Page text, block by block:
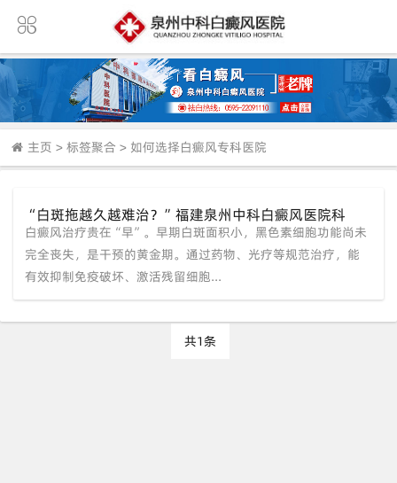
主页 > 标签聚合 > 如何选择白癜风专科医院
“白斑拖越久越难治？”福建泉州中科白癜风医院科
普：早发现早干预，别让黑色素细胞彻底“罢工”
白癜风治疗贵在“早”。早期白斑面积小，黑色素细胞功能尚未
完全丧失，是干预的黄金期。通过药物、光疗等规范治疗，能
有效抑制免疫破坏、激活残留细胞...
共1条